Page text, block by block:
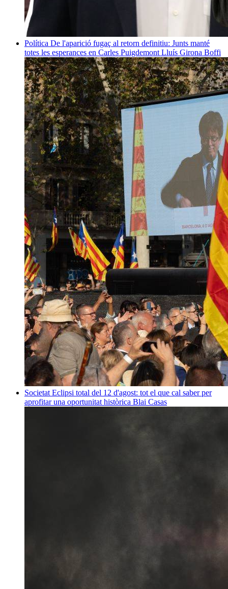
Política De l'aparició fugaç al retorn definitiu: Junts manté
totes les esperances en Carles Puigdemont Lluís Girona Boffi
Societat Eclipsi total del 12 d'agost: tot el que cal saber per
aprofitar una oportunitat històrica Blai Casas